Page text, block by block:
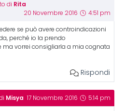
di Rita
20 Novembre 2016 4:51 pm
se può avere controindicazioni
perché io la prendo
ma vorrei consigliarla a mia cognata
Rispondi
Misya 17 Novembre 2016 5:14 pm